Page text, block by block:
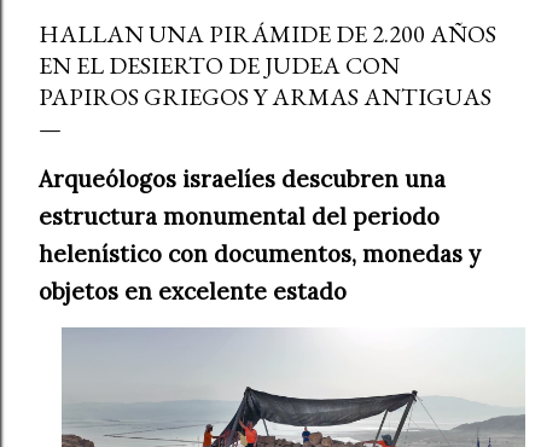
HALLAN UNA PIRÁMIDE DE 2.200 AÑOS
EN EL DESIERTO DE JUDEA CON
PAPIROS GRIEGOS Y ARMAS ANTIGUAS
Arqueólogos israelíes descubren una
estructura monumental del periodo
helenístico con documentos, monedas y
objetos en excelente estado